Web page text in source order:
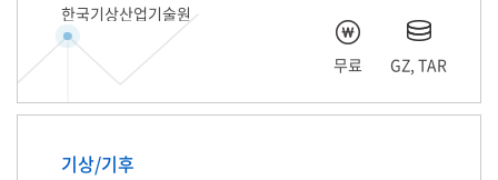
한국기상산업기술원
무료 GZ, TAR
기상/기후